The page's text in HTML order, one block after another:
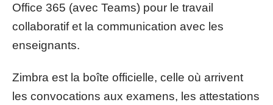
Office 365 (avec Teams) pour le travail
collaboratif et la communication avec les
enseignants.
Zimbra est la boîte officielle, celle où arrivent
les convocations aux examens, les attestations